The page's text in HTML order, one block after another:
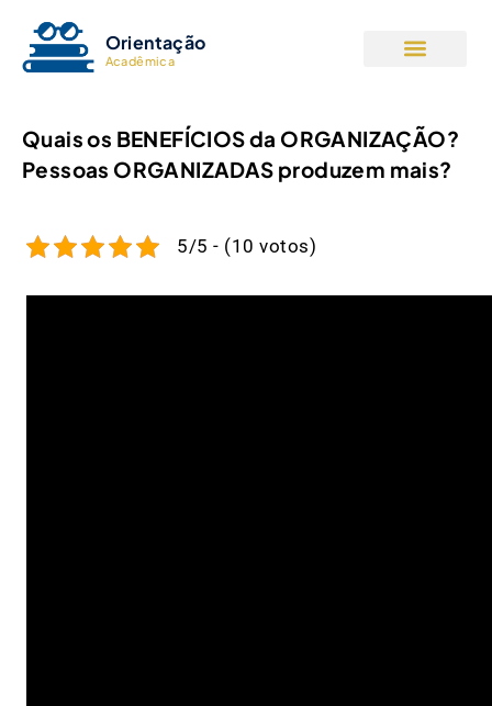
Orientação
Acadêmica
Quais os BENEFÍCIOS da ORGANIZAÇÃO?
Pessoas ORGANIZADAS produzem mais?
5/5 - (10 votos)